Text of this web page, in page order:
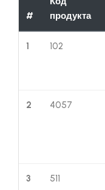
#
продукта
1 102
2 4057
3 511